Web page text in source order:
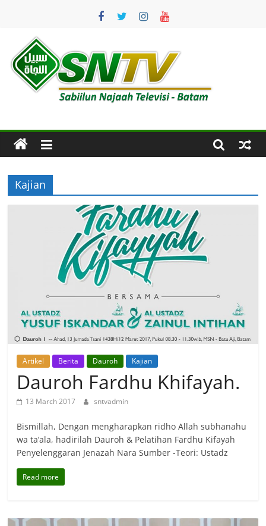
content
SNTV
Najaah
Televisi
–
Batam
Kajian
Artikel Berita Dauroh Kajian
Dauroh Fardhu Khifayah.
13 March 2017 sntvadmin
Bismillah, Dengan mengharapkan ridho Allah subhanahu
wa ta’ala, hadirilah Dauroh & Pelatihan Fardhu Kifayah
Penyelenggaran Jenazah Nara Sumber -Teori: Ustadz
Read more